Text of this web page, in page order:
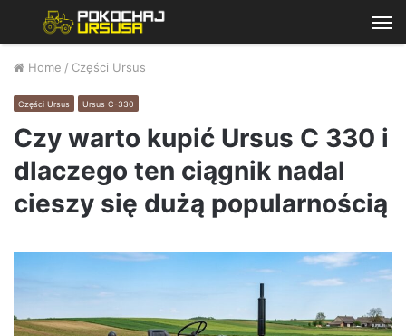
Home / Części Ursus
Części Ursus Ursus C-330
Czy warto kupić Ursus C 330 i
dlaczego ten ciągnik nadal
cieszy się dużą popularnością